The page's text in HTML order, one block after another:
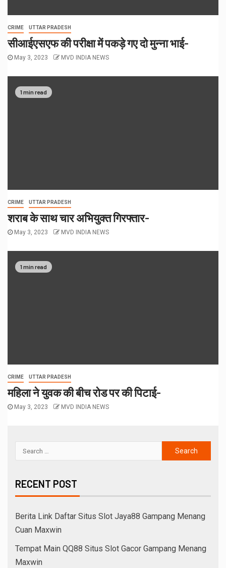
CRIME UTTAR PRADESH
सीआईएसएफ की परीक्षा में पकड़े गए दो मुन्ना भाई-
May 3, 2023 MVD INDIA NEWS
1 min read
CRIME UTTAR PRADESH
शराब के साथ चार अभियुक्त गिरफ्तार-
May 3, 2023 MVD INDIA NEWS
1 min read
CRIME UTTAR PRADESH
महिला ने युवक की बीच रोड पर की पिटाई-
May 3, 2023 MVD INDIA NEWS
RECENT POST
Berita Link Daftar Situs Slot Jaya88 Gampang Menang
Cuan Maxwin
Tempat Main QQ88 Situs Slot Gacor Gampang Menang
Maxwin